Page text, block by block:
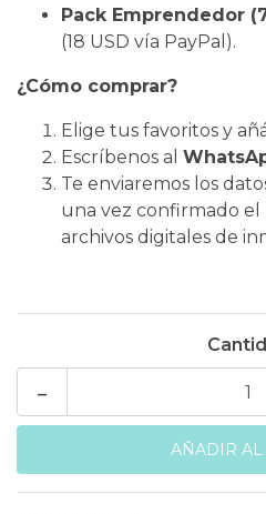
Pack Emprendedor
(18 USD vía PayPal).
¿Cómo comprar?
​Elige tus favoritos y
​Escríbenos al
​Te enviaremos los
una vez confirmado el
archivos digitales de
-